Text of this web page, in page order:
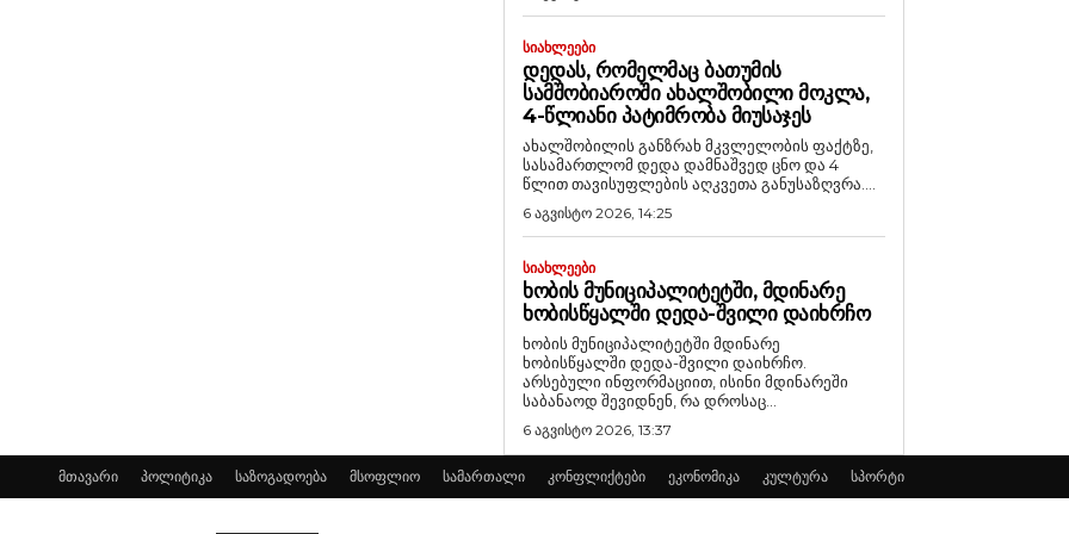
ᲡᲘᲐᲮᲚᲔᲔᲑᲘ
ᲓᲔᲓᲐᲡ, ᲠᲝᲛᲔᲚᲛᲐᲪ ᲑᲐᲗᲣᲛᲘᲡ
ᲡᲐᲛᲨᲝᲑᲘᲐᲠᲝᲨᲘ ᲐᲮᲐᲚᲨᲝᲑᲘᲚᲘ ᲛᲝᲙᲚᲐ,
4-ᲬᲚᲘᲐᲜᲘ ᲞᲐᲢᲘᲛᲠᲝᲑᲐ ᲛᲘᲣᲡᲐᲯᲔᲡ
ახალშობილის განზრახ მკვლელობის ფაქტზე,
სასამართლომ დედა დამნაშვედ ცნო და 4
წლით თავისუფლების აღკვეთა განუსაზღვრა....
6 აგვისტო 2026, 14:25
ᲡᲘᲐᲮᲚᲔᲔᲑᲘ
ᲮᲝᲑᲘᲡ ᲛᲣᲜᲘᲪᲘᲞᲐᲚᲘᲢᲔᲢᲨᲘ, ᲛᲓᲘᲜᲐᲠᲔ
ᲮᲝᲑᲘᲡᲬᲧᲐᲚᲨᲘ ᲓᲔᲓᲐ-ᲨᲕᲘᲚᲘ ᲓᲐᲘᲮᲠᲩᲝ
ხობის მუნიციპალიტეტში მდინარე
ხობისწყალში დედა-შვილი დაიხრჩო.
არსებული ინფორმაციით, ისინი მდინარეში
საბანაოდ შევიდნენ, რა დროსაც...
6 აგვისტო 2026, 13:37
მთავარი პოლიტიკა საზოგადოება მსოფლიო სამართალი კონფლიქტები ეკონომიკა კულტურა სპორტი